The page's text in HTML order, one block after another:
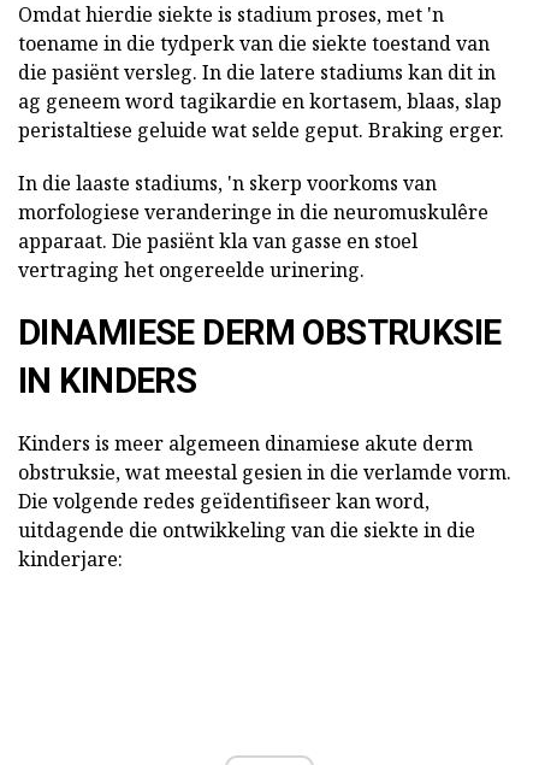
Omdat hierdie siekte is stadium proses, met 'n
toename in die tydperk van die siekte toestand van
die pasiënt versleg. In die latere stadiums kan dit in
ag geneem word tagikardie en kortasem, blaas, slap
peristaltiese geluide wat selde geput. Braking erger.
In die laaste stadiums, 'n skerp voorkoms van
morfologiese veranderinge in die neuromuskulêre
apparaat. Die pasiënt kla van gasse en stoel
vertraging het ongereelde urinering.
DINAMIESE DERM OBSTRUKSIE
IN KINDERS
Kinders is meer algemeen dinamiese akute derm
obstruksie, wat meestal gesien in die verlamde vorm.
Die volgende redes geïdentifiseer kan word,
uitdagende die ontwikkeling van die siekte in die
kinderjare: